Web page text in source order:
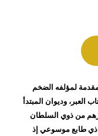
كتاب ألفه ابن خلدون سنة 1377م كمقدمة لمؤلفه الضخم
العبر، وديوان المبتدأ
من ذوي السلطان
ذي طابع موسوعي إذ